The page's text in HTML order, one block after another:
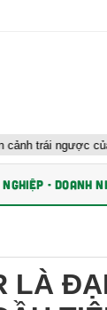
của 2 chuỗi
NGHIỆP - DOANH
LÀ